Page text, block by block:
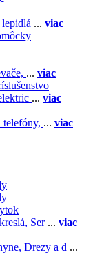
... viac
... viac
... viac
... viac
Ser ... viac
Drezy a d ...